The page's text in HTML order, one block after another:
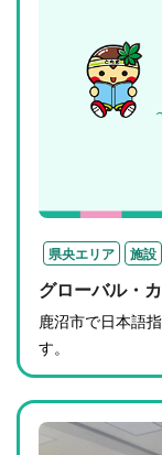
県央エリア 施設
グローバル・
鹿沼市で日本語
す。